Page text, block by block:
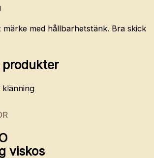
med hållbarhetstänk. Bra skick
produkter
viskos